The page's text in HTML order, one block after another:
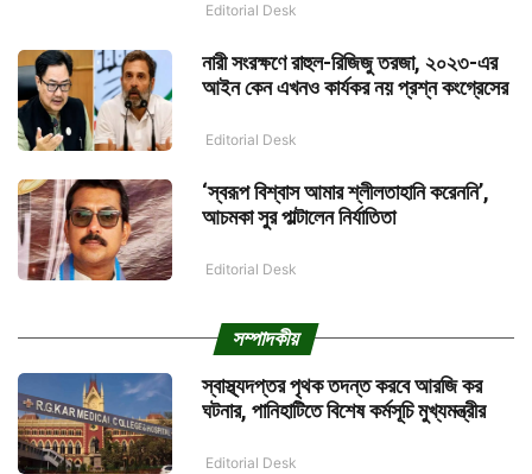
Editorial Desk
নারী সংরক্ষণে রাহুল-রিজিজু তরজা, ২০২৩-এর
আইন কেন এখনও কার্যকর নয় প্রশ্ন কংগ্রেসের
Editorial Desk
‘স্বরূপ বিশ্বাস আমার শ্লীলতাহানি করেননি’,
আচমকা সুর পাল্টালেন নির্যাতিতা
Editorial Desk
সম্পাদকীয়
স্বাস্থ্যদপ্তর পৃথক তদন্ত করবে আরজি কর
ঘটনার, পানিহাটিতে বিশেষ কর্মসূচি মুখ্যমন্ত্রীর
Editorial Desk